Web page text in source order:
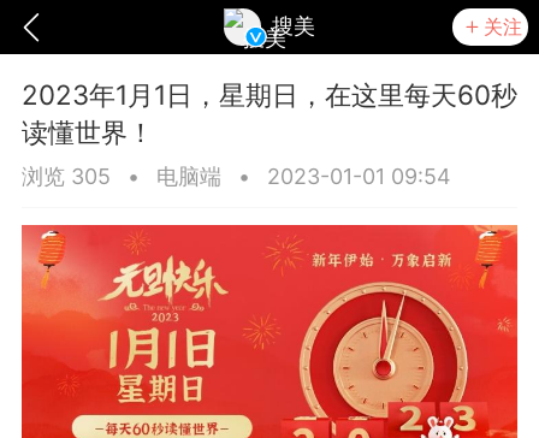
搜美 关注
2023年1月1日，星期日，在这里每天60秒
读懂世界！
浏览 305 • 电脑端 • 2023-01-01 09:54